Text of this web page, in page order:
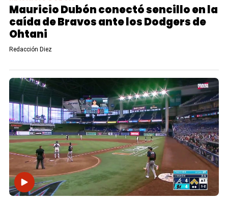
Mauricio Dubón conectó sencillo en la
caída de Bravos ante los Dodgers de
Ohtani
Redacción Diez